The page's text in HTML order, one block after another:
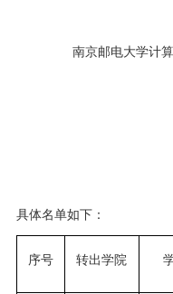
南京邮电大学计
具体名单如下：
序号 转出学院